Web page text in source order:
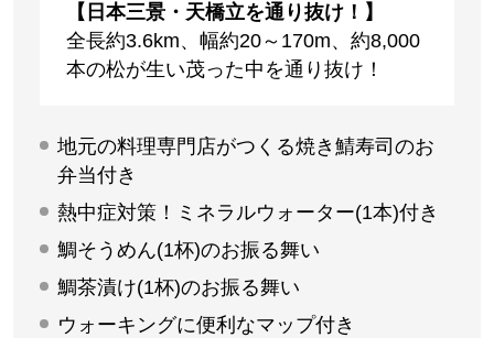
【日本三景・天橋立を通り抜け！】
全長約3.6km、幅約20～170m、約8,000
本の松が生い茂った中を通り抜け！
地元の料理専門店がつくる焼き鯖寿司のお
弁当付き
熱中症対策！ミネラルウォーター(1本)付き
鯛そうめん(1杯)のお振る舞い
鯛茶漬け(1杯)のお振る舞い
ウォーキングに便利なマップ付き